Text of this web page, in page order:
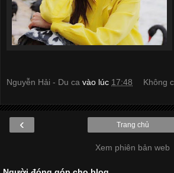
Nguyễn Hải - Du ca vào lúc 17:48 Không
‹ Trang chủ
Xem phiên bản web